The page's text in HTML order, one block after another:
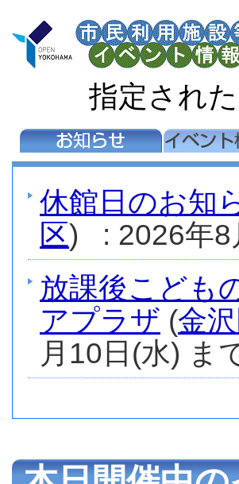
指定され
休館日のお知
区) : 2026年8
放課後こども
アプラザ (金
月10日(水) ま